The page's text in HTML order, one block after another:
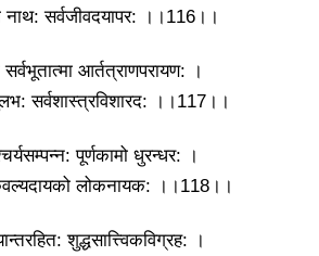
नाथ: सर्वजीवदयापर: ।।116।।
सर्वभूतात्मा आर्तत्राणपरायण: ।
सर्वशास्त्रविशारद: ।।117।।
पूर्णकामो धुरन्धर: ।
लोकनायक: ।।118।।
शुद्धसात्त्विकविग्रह: ।